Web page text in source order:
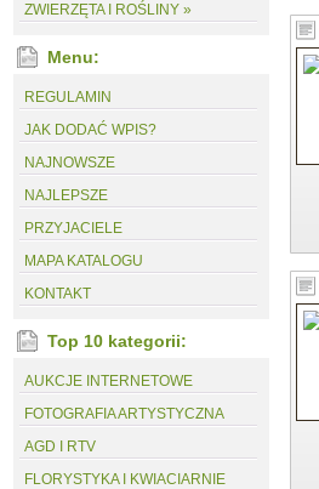
ZWIERZĘTA I ROŚLINY »
Menu:
REGULAMIN
JAK DODAĆ WPIS?
NAJNOWSZE
NAJLEPSZE
PRZYJACIELE
MAPA KATALOGU
KONTAKT
Top 10 kategorii:
AUKCJE INTERNETOWE
FOTOGRAFIA ARTYSTYCZNA
AGD I RTV
FLORYSTYKA I KWIACIARNIE